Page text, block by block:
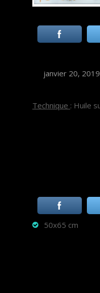
janvier 20, 2019
Technique : Huile
50x65 cm